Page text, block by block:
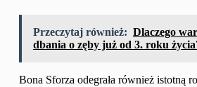
Przeczytaj również: Dlaczego
dbania o zęby już od 3. roku
Bona Sforza odegrała również istotną